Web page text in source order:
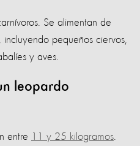
Se alimentan de
pequeños ciervos,
y aves.
leopardo
entre 11 y 25 kilogramos.